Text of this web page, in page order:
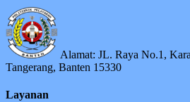
Alamat: JL. Raya No.1,
Tangerang, Banten 15330
Layanan